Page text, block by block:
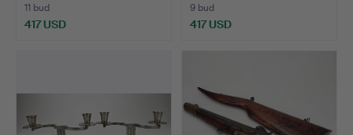
11 bud
417 USD
9 bud
417 USD